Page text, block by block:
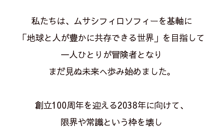
私たちは、ムサシフィロソフィーを基軸に
「地球と人が豊かに共存できる世界」を目指して
一人ひとりが冒険者となり
まだ見ぬ未来へ歩み始めました。
創立100周年を迎える2038年に向けて、
限界や常識という枠を壊し